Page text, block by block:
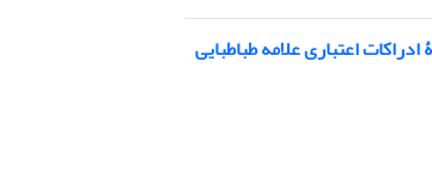
اعتباری علامه طباطبایی